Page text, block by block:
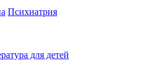
Психиатрия
для детей